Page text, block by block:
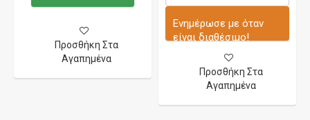
Προσθήκη Στα
Αγαπημένα
Ενημέρωσε με όταν
είναι διαθέσιμο!
Προσθήκη Στα
Αγαπημένα